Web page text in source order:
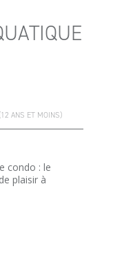
ANS ET MOINS)
condo : le
plaisir à